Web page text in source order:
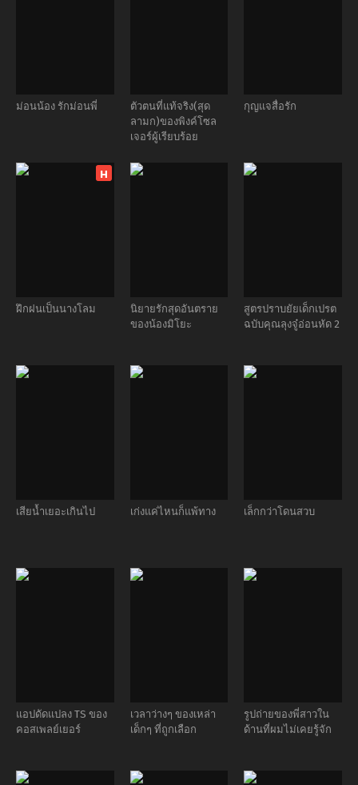
ม่อนน้อง รักม่อนพี่
ตัวตนที่แท้จริง(สุด
ลามก)ของพิงค์โซล
เจอร์ผู้เรียบร้อย
กุญแจสื่อรัก
H
ฝึกฝนเป็นนางโลม
นิยายรักสุดอันตราย
ของน้องมิโยะ
สูตรปราบยัยเด็กเปรต
ฉบับคุณลุงจู๋อ่อนหัด 2
เสียน้ำเยอะเกินไป เก่งแค่ไหนก็แพ้ทาง เล็กกว่าโดนสวบ
แอปดัดแปลง TS ของ
คอสเพลย์เยอร์
เวลาว่างๆ ของเหล่า
เด็กๆ ที่ถูกเลือก
รูปถ่ายของพี่สาวใน
ด้านที่ผมไม่เคยรู้จัก